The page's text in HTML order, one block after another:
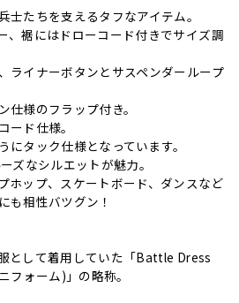
士たちを支えるタフなアイテム。
、裾にはドローコード付きでサイズ調
ライナーボタンとサスペンダーループ
様のフラップ付き。
ード仕様。
にタック仕様となっています。
ズなシルエットが魅力。
ホップ、スケートボード、ダンスなど
も相性バツグン！
として着用していた「Battle Dress
フォーム)」の略称。